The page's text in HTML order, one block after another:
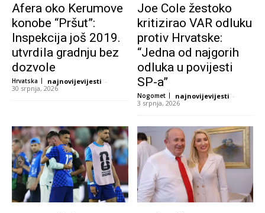
Afera oko Kerumove
konobe “Pršut”:
Inspekcija još 2019.
utvrdila gradnju bez
dozvole
Hrvatska najnovijevijesti -
30 srpnja, 2026
Joe Cole žestoko
kritizirao VAR odluku
protiv Hrvatske:
“Jedna od najgorih
odluka u povijesti
SP-a”
Nogomet najnovijevijesti -
3 srpnja, 2026